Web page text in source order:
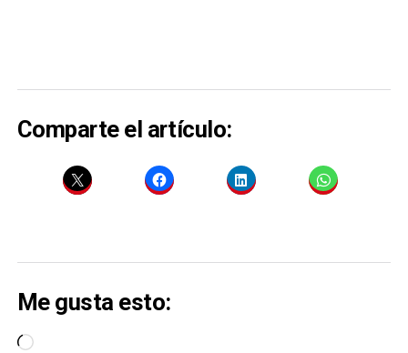
Comparte el artículo:
Me gusta esto:
Cargando...